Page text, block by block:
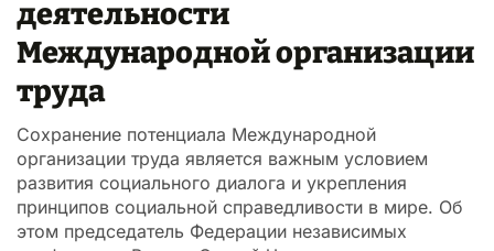
деятельности
Международной организации
труда
Сохранение потенциала Международной
организации труда является важным условием
развития социального диалога и укрепления
принципов социальной справедливости в мире. Об
этом председатель Федерации независимых